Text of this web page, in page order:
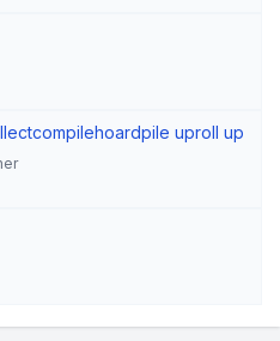
compilehoardpile uproll up